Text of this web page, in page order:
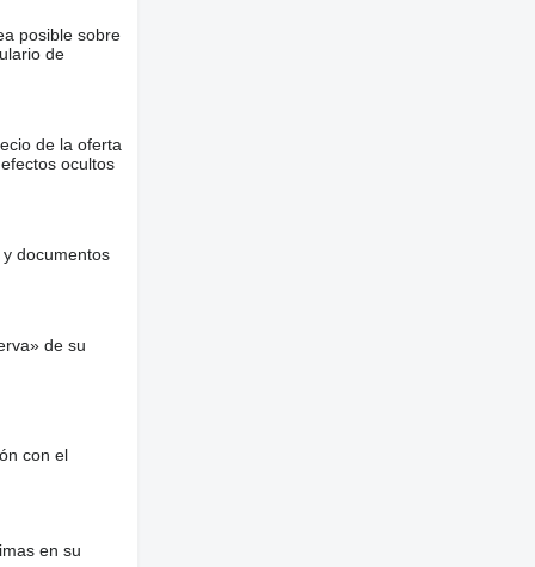
posible sobre
de
de la oferta
ocultos
documentos
de su
con el
en su